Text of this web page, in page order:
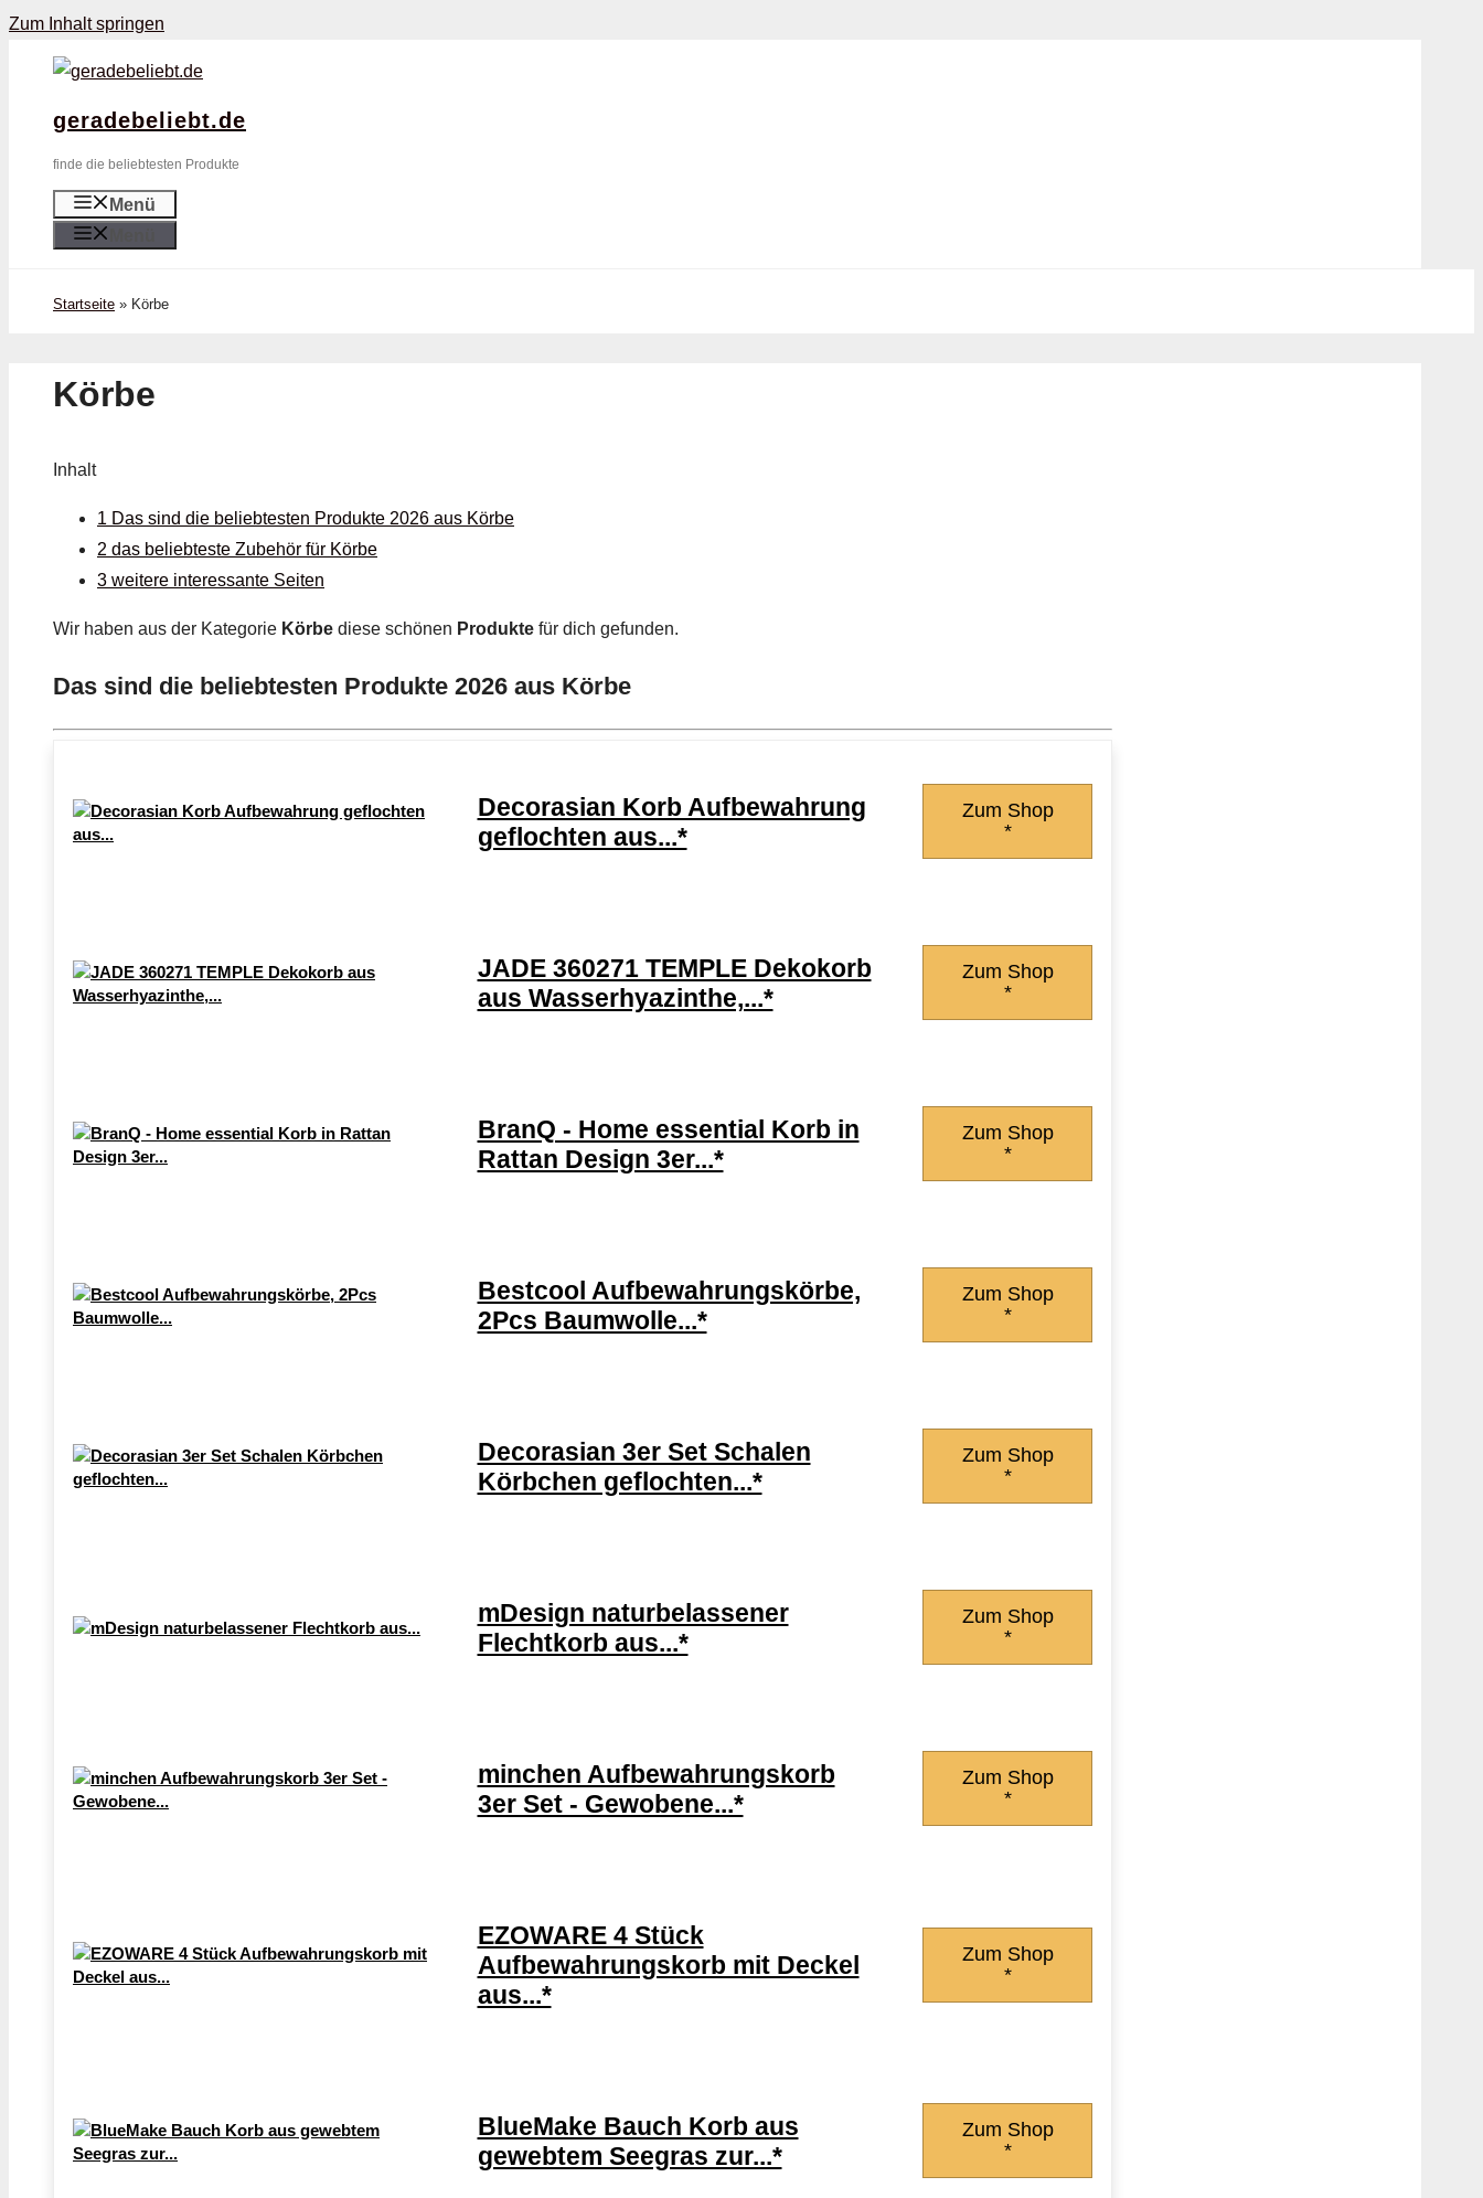
Zum Inhalt springen
geradebeliebt.de
finde die beliebtesten Produkte
Menü
Startseite » Körbe
Körbe
Inhalt
1 Das sind die beliebtesten Produkte 2026 aus Körbe
2 das beliebteste Zubehör für Körbe
3 weitere interessante Seiten
Wir haben aus der Kategorie Körbe diese schönen Produkte für dich gefunden.
Das sind die beliebtesten Produkte 2026 aus Körbe
Decorasian Korb Aufbewahrung
geflochten aus...*
Zum Shop
*
JADE 360271 TEMPLE Dekokorb
aus Wasserhyazinthe,...*
Zum Shop
*
BranQ - Home essential Korb in
Rattan Design 3er...*
Zum Shop
*
Bestcool Aufbewahrungskörbe,
2Pcs Baumwolle...*
Zum Shop
*
Decorasian 3er Set Schalen
Körbchen geflochten...*
Zum Shop
*
mDesign naturbelassener
Flechtkorb aus...*
Zum Shop
*
minchen Aufbewahrungskorb
3er Set - Gewobene...*
Zum Shop
*
EZOWARE 4 Stück
Aufbewahrungskorb mit Deckel
aus...*
Zum Shop
*
BlueMake Bauch Korb aus
gewebtem Seegras zur...*
Zum Shop
*